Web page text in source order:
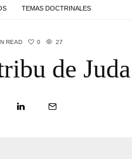
TEMAS DOCTRINALES
READ 0 27
de Juda